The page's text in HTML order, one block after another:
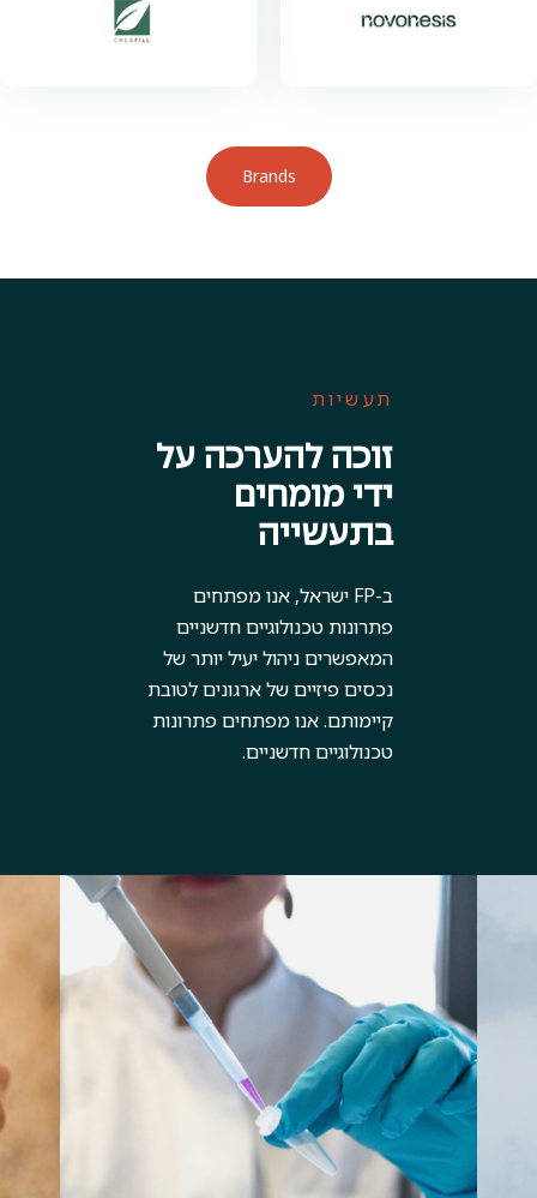
Brands
תעשיות
זוכה להערכה על
ידי מומחים
בתעשייה
ב-FP ישראל, אנו מפתחים
פתרונות טכנולוגיים חדשניים
המאפשרים ניהול יעיל יותר של
נכסים פיזיים של ארגונים לטובת
קיימותם. אנו מפתחים פתרונות
טכנולוגיים חדשניים.